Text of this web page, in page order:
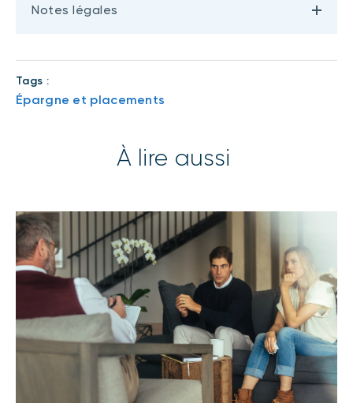
Notes légales
Tags :
Épargne et placements
À lire aussi